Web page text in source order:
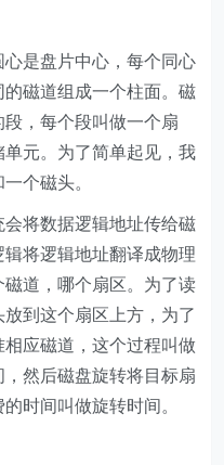
是盘片中心，每个同心
磁道组成一个柱面。磁
，每个段叫做一个扇
元。为了简单起见，我
个磁头。
将数据逻辑地址传给磁
将逻辑地址翻译成物理
道，哪个扇区。为了读
到这个扇区上方，为了
应磁道，这个过程叫做
然后磁盘旋转将目标扇
时间叫做旋转时间。